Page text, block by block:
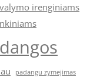
irenginiams
padangu zymejimas